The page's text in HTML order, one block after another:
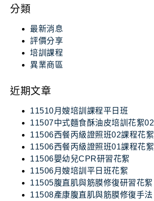
分類
最新消息
評價分享
培訓課程
異業商區
近期文章
11510月嫂培訓課程平日班
11507中式麵食酥油皮培訓花絮02
11506西餐丙級證照班02課程花絮
11506西餐丙級證照班01課程花絮
11506嬰幼兒CPR研習花絮
11506月嫂培訓平日班花絮
11505腹直肌與筋膜修復研習花絮
11508產康腹直肌與筋膜修復手法